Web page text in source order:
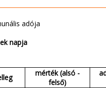
adója
napja
mérték (alsó -
felső)